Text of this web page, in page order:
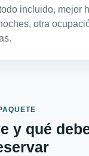
incluido, mejor
otra
y qué